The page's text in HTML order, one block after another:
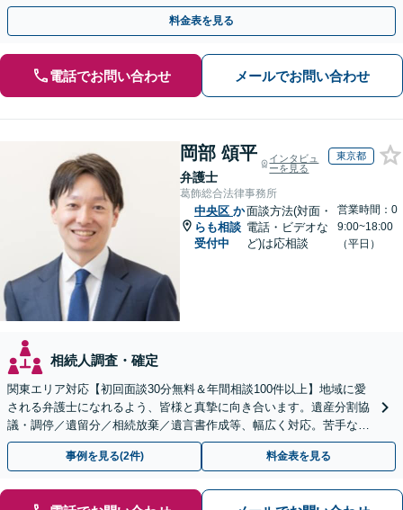
可】遺言書作成や財産の整理など生前対策もサポート
料金表を見る
電話でお問い合わせ メールでお問い合わせ
岡部 頌平
弁護士
インタビュ
ーを見る
東京都
葛飾総合法律事務所
中央区 か
らも相談
受付中
面談方法(対面・
電話・ビデオな
ど)は応相談
営業時間：0
9:00~18:00
（平日）
相続人調査・確定
関東エリア対応【初回面談30分無料＆年間相談100件以上】地域に愛
される弁護士になれるよう、皆様と真摯に向き合います。遺産分割協
議・調停／遺留分／相続放棄／遺言書作成等、幅広く対応。苦手な親
族との交渉や書面作成等も◎【分かりやすい費用体系】
事例を見る(2件) 料金表を見る